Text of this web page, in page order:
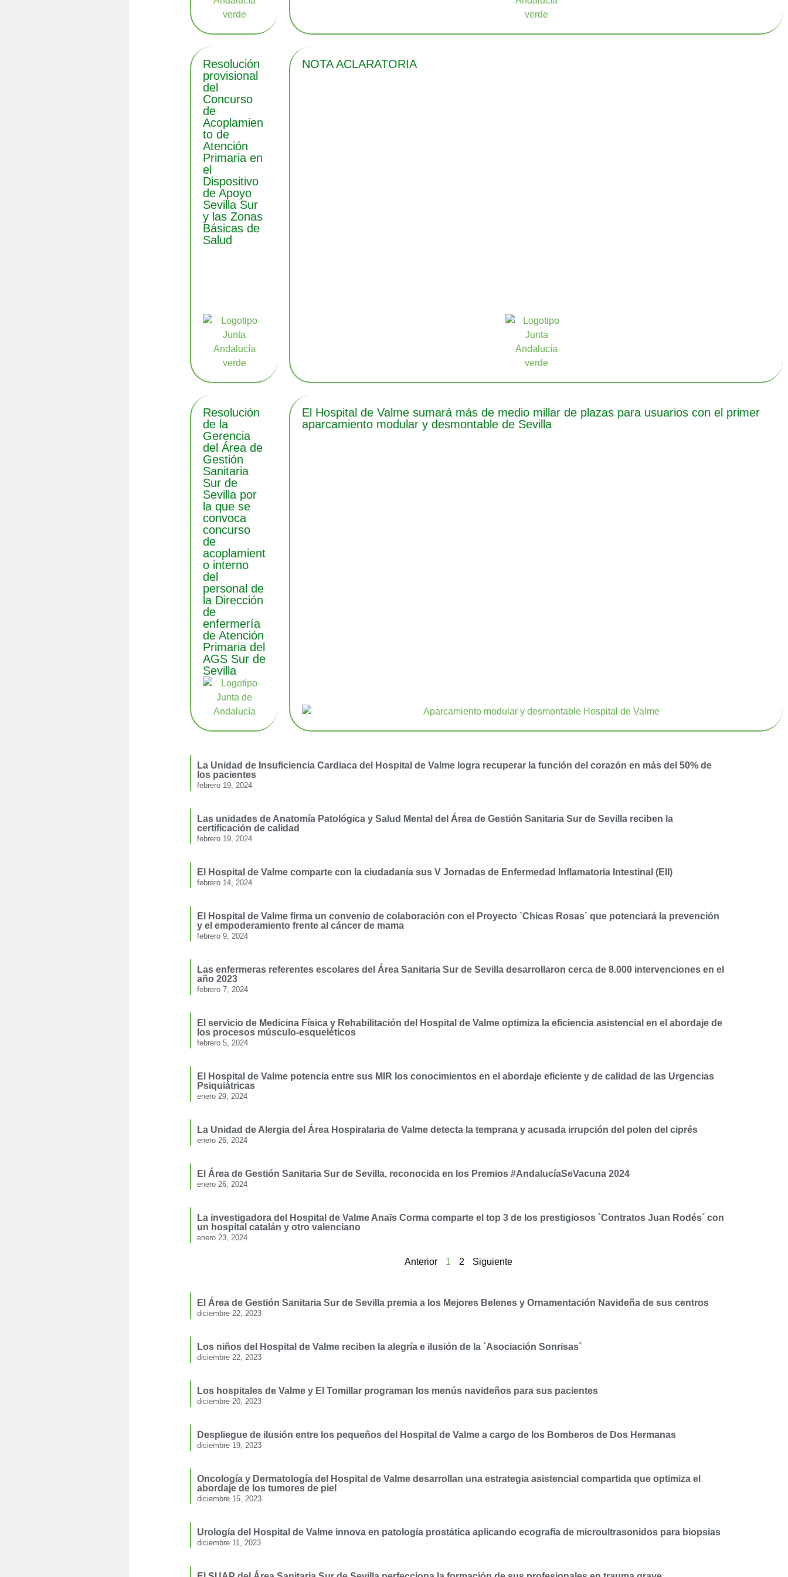
Resolución
provisional
del
Concurso
de
Acoplamien
to de
Atención
Primaria en
el
Dispositivo
de Apoyo
Sevilla Sur
y las Zonas
Básicas de
Salud
NOTA ACLARATORIA
Resolución
de la
Gerencia
del Área de
Gestión
Sanitaria
Sur de
Sevilla por
la que se
convoca
concurso
de
acoplamient
o interno
del
personal de
la Dirección
de
enfermería
de Atención
Primaria del
AGS Sur de
Sevilla
El Hospital de Valme sumará más de medio millar de plazas para usuarios con el primer
aparcamiento modular y desmontable de Sevilla
La Unidad de Insuficiencia Cardiaca del Hospital de Valme logra recuperar la función del corazón en más del 50% de
los pacientes
febrero 19, 2024
Las unidades de Anatomía Patológica y Salud Mental del Área de Gestión Sanitaria Sur de Sevilla reciben la
certificación de calidad
febrero 19, 2024
El Hospital de Valme comparte con la ciudadanía sus V Jornadas de Enfermedad Inflamatoria Intestinal (EII)
febrero 14, 2024
El Hospital de Valme firma un convenio de colaboración con el Proyecto `Chicas Rosas´ que potenciará la prevención
y el empoderamiento frente al cáncer de mama
febrero 9, 2024
Las enfermeras referentes escolares del Área Sanitaria Sur de Sevilla desarrollaron cerca de 8.000 intervenciones en el
año 2023
febrero 7, 2024
El servicio de Medicina Física y Rehabilitación del Hospital de Valme optimiza la eficiencia asistencial en el abordaje de
los procesos músculo-esqueléticos
febrero 5, 2024
El Hospital de Valme potencia entre sus MIR los conocimientos en el abordaje eficiente y de calidad de las Urgencias
Psiquiátricas
enero 29, 2024
La Unidad de Alergia del Área Hospiralaria de Valme detecta la temprana y acusada irrupción del polen del ciprés
enero 26, 2024
El Área de Gestión Sanitaria Sur de Sevilla, reconocida en los Premios #AndalucíaSeVacuna 2024
enero 26, 2024
La investigadora del Hospital de Valme Anaïs Corma comparte el top 3 de los prestigiosos `Contratos Juan Rodés´ con
un hospital catalán y otro valenciano
enero 23, 2024
Anterior 1 2 Siguiente
El Área de Gestión Sanitaria Sur de Sevilla premia a los Mejores Belenes y Ornamentación Navideña de sus centros
diciembre 22, 2023
Los niños del Hospital de Valme reciben la alegría e ilusión de la `Asociación Sonrisas´
diciembre 22, 2023
Los hospitales de Valme y El Tomillar programan los menús navideños para sus pacientes
diciembre 20, 2023
Despliegue de ilusión entre los pequeños del Hospital de Valme a cargo de los Bomberos de Dos Hermanas
diciembre 19, 2023
Oncología y Dermatología del Hospital de Valme desarrollan una estrategia asistencial compartida que optimiza el
abordaje de los tumores de piel
diciembre 15, 2023
Urología del Hospital de Valme innova en patología prostática aplicando ecografía de microultrasonidos para biopsias
diciembre 11, 2023